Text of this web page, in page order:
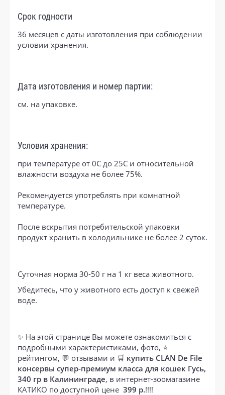
Срок годности
36 месяцев с даты изготовления при соблюдении
условии хранения.
Дата изготовления и номер партии:
см. на упаковке.
Условия хранения:
при температуре от 0С до 25С и относительной
влажности воздуха не более 75%.
Рекомендуется употреблять при комнатной
температуре.
После вскрытия потребительской упаковки
продукт хранить в холодильнике не более 2 суток.
Суточная норма 30-50 г на 1 кг веса животного.
Убедитесь, что у животного есть доступ к свежей
воде.
✨ На этой странице Вы можете ознакомиться с
подробными характеристиками, фото, ⭐
рейтингом, 💬 отзывами и 🛒 купить CLAN De File
консервы супер-премиум класса для кошек Гусь,
340 гр в Калининграде, в интернет-зоомагазине
КАТИКО по доступной цене 399 р.!!!!